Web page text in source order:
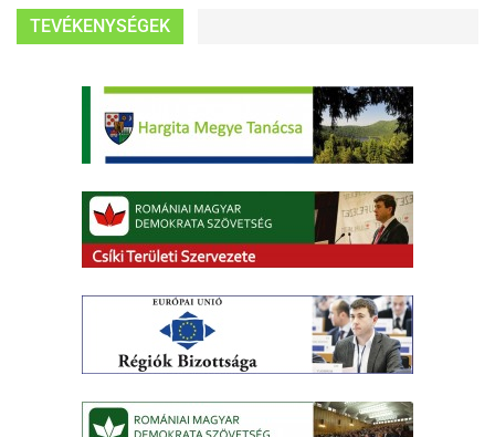
TEVÉKENYSÉGEK